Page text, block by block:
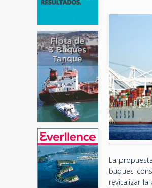
La
buques
revitalizar la